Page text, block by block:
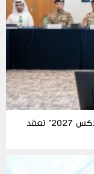
اللجنة العليا المنظمة لمعرضي “آيدكس ونافدكس 2027” تعقد